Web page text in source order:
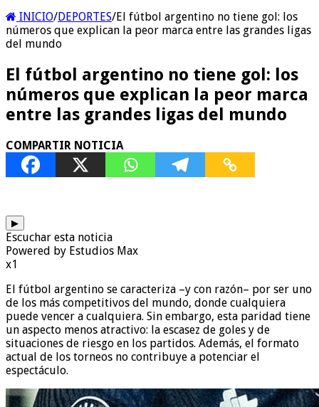
INICIO/DEPORTES/El fútbol argentino no tiene gol: los
números que explican la peor marca entre las grandes ligas
del mundo
El fútbol argentino no tiene gol: los
números que explican la peor marca
entre las grandes ligas del mundo
COMPARTIR NOTICIA
▶
Escuchar esta noticia
Powered by Estudios Max
x1
El fútbol argentino se caracteriza –y con razón– por ser uno
de los más competitivos del mundo, donde cualquiera
puede vencer a cualquiera. Sin embargo, esta paridad tiene
un aspecto menos atractivo: la escasez de goles y de
situaciones de riesgo en los partidos. Además, el formato
actual de los torneos no contribuye a potenciar el
espectáculo.